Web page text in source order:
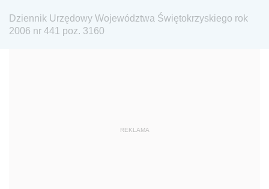
Dziennik Urzędowy Ministra Edukacji Narodowej
Dziennik Urzędowy Ministra Gospodarki Morskiej
Dziennik Urzędowy Ministra Kultury i Dziedzictwa
Dziennik Urzędowy Województwa Świętokrzyskiego rok
2006 nr 441 poz. 3160
REKLAMA